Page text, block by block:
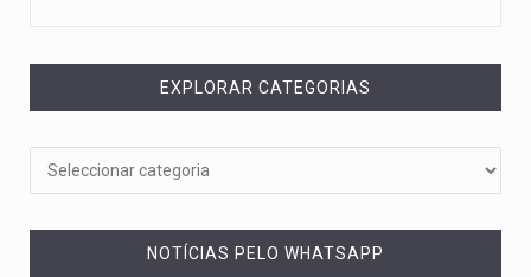
EXPLORAR CATEGORIAS
NOTÍCIAS PELO WHATSAPP